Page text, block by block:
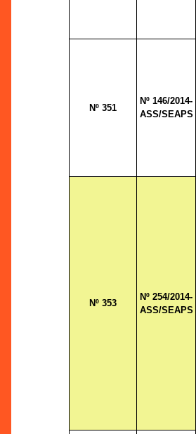
Nº 351
Nº 146/2014-
ASS/SEAPS
Nº 353
Nº 254/2014-
ASS/SEAPS